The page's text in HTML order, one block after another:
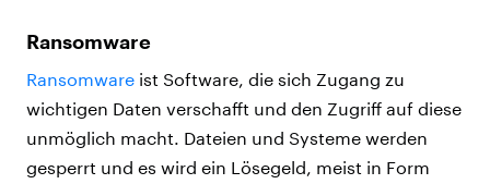
Ransomware
Ransomware ist Software, die sich Zugang zu
wichtigen Daten verschafft und den Zugriff auf diese
unmöglich macht. Dateien und Systeme werden
gesperrt und es wird ein Lösegeld, meist in Form